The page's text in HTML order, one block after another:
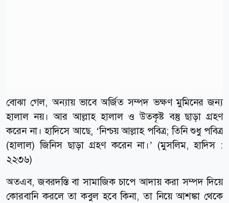
বোঝা গেল, অন্যায় ভাবে অর্জিত সম্পদ ভক্ষণ মুমিনের জন্য
হালাল নয়। আর আল্লাহ হালাল ও উত্কৃষ্ট বস্তু ছাড়া গ্রহণ
করেন না। হাদিসে আছে, ‘নিশ্চয় আল্লাহ পবিত্র; তিনি শুধু পবিত্র
(হালাল) জিনিস ছাড়া গ্রহণ করেন না।’ (মুসলিম, হাদিস :
২২৩৬)
অতএব, জবরদস্তি বা সামাজিক চাপে আদায় করা সম্পদ দিয়ে
কোরবানি করলে তা কবুল হবে কিনা, তা নিয়ে আশঙ্কা থেকে